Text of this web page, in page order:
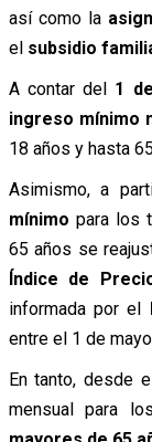
así como la
el subsidio
A contar del 1
ingreso mínimo
18 años y hasta
Asimismo, a
mínimo para los
65 años se
Índice de
informada por el
entre el 1 de
En tanto, desde
mensual para